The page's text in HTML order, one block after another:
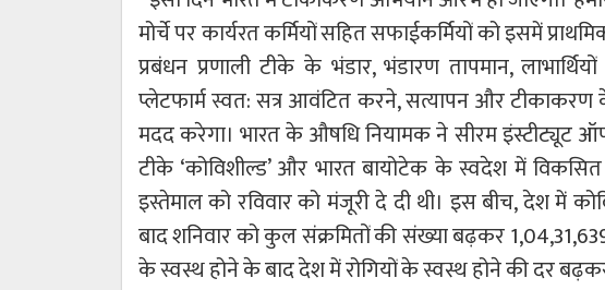
मोर्चे पर कार्यरत कर्मियों सहित सफाईकर्मियों को इसमें
प्रबंधन प्रणाली टीके के भंडार, भंडारण तापमान,
प्लेटफार्म स्वत: सत्र आवंटित करने, सत्यापन और टीकाकरण के
मदद करेगा। भारत के औषधि नियामक ने सीरम इंस्टीट्यूट ऑफ
टीके ‘कोविशील्ड’ और भारत बायोटेक के स्वदेश में
इस्तेमाल को रविवार को मंजूरी दे दी थी। इस बीच, देश में
बाद शनिवार को कुल संक्रमितों की संख्या बढ़कर
के स्वस्थ होने के बाद देश में रोगियों के स्वस्थ होने की दर